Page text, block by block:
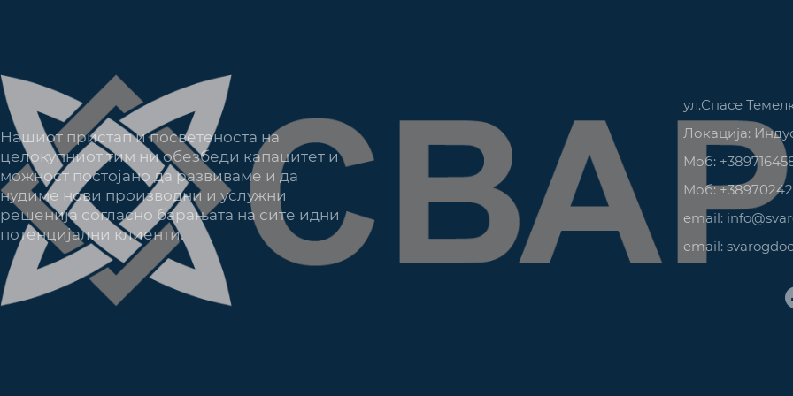
Нашиот пристап и посветеноста на
целокупниот тим ни обезбеди капацитет и
можност постојано да развиваме и да
нудиме нови производни и услужни
решенија согласно барањата на сите идни
потенцијални клиенти.
ул.Спасе
Локација:
Моб:
Моб:
email:
email: